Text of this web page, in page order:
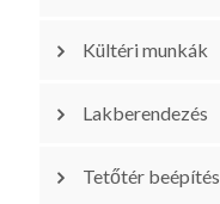
Kültéri munkák
Lakberendezés
Tetőtér beépítés